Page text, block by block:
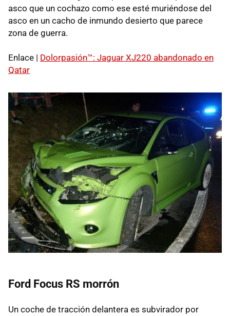
asco que un cochazo como ese esté muriéndose del
asco en un cacho de inmundo desierto que parece
zona de guerra.
Enlace | Dolorpasión™: Jaguar XJ220 abandonado en
Qatar
Ford Focus RS morrón
Un coche de tracción delantera es subvirador por